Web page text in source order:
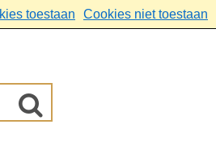
toestaan Cookies niet toestaan